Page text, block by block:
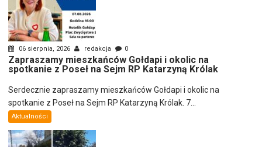
06 sierpnia, 2026 redakcja 0
Zapraszamy mieszkańców Gołdapi i okolic na
spotkanie z Poseł na Sejm RP Katarzyną Królak
Serdecznie zapraszamy mieszkańców Gołdapi i okolic na
spotkanie z Poseł na Sejm RP Katarzyną Królak. 7...
Aktualności